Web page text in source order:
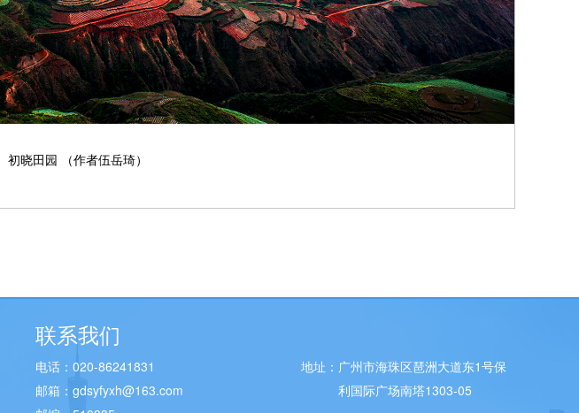
初晓田园 （作者伍岳琦）
联系我们
电话：020-86241831
邮箱：gdsyfyxh@163.com
地址： 广州市海珠区琶洲大道东1号保
利国际广场南塔1303-05